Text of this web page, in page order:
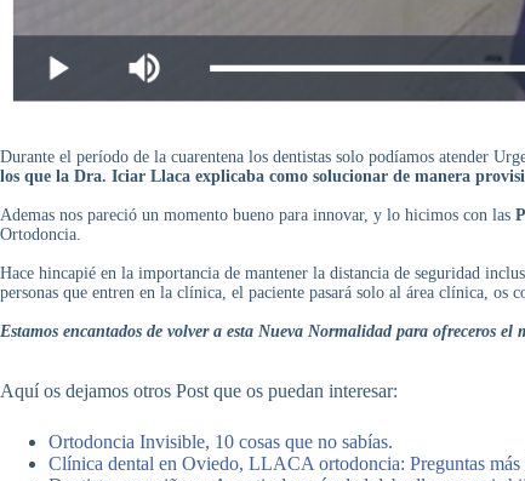
Durante el período de la cuarentena los dentistas solo podíamos atender
los que la Dra. Iciar Llaca explicaba como solucionar de manera
Ademas nos pareció un momento bueno para innovar, y lo hicimos con las
Ortodoncia.
Hace hincapié en la importancia de mantener la distancia de seguridad
personas que entren en la clínica, el paciente pasará solo al área clínica, os
Estamos encantados de volver a esta Nueva Normalidad para ofreceros
Aquí os dejamos otros Post que os puedan interesar:
Ortodoncia Invisible, 10 cosas que no sabías.
Clínica dental en Oviedo, LLACA ortodoncia: Preguntas más